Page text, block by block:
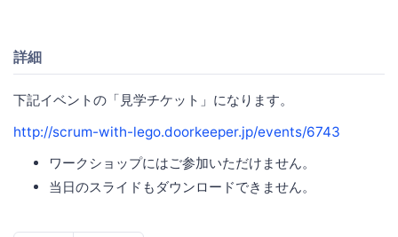
詳細
下記イベントの「見学チケット」になります。
http://scrum-with-lego.doorkeeper.jp/events/6743
ワークショップにはご参加いただけません。
当日のスライドもダウンロードできません。